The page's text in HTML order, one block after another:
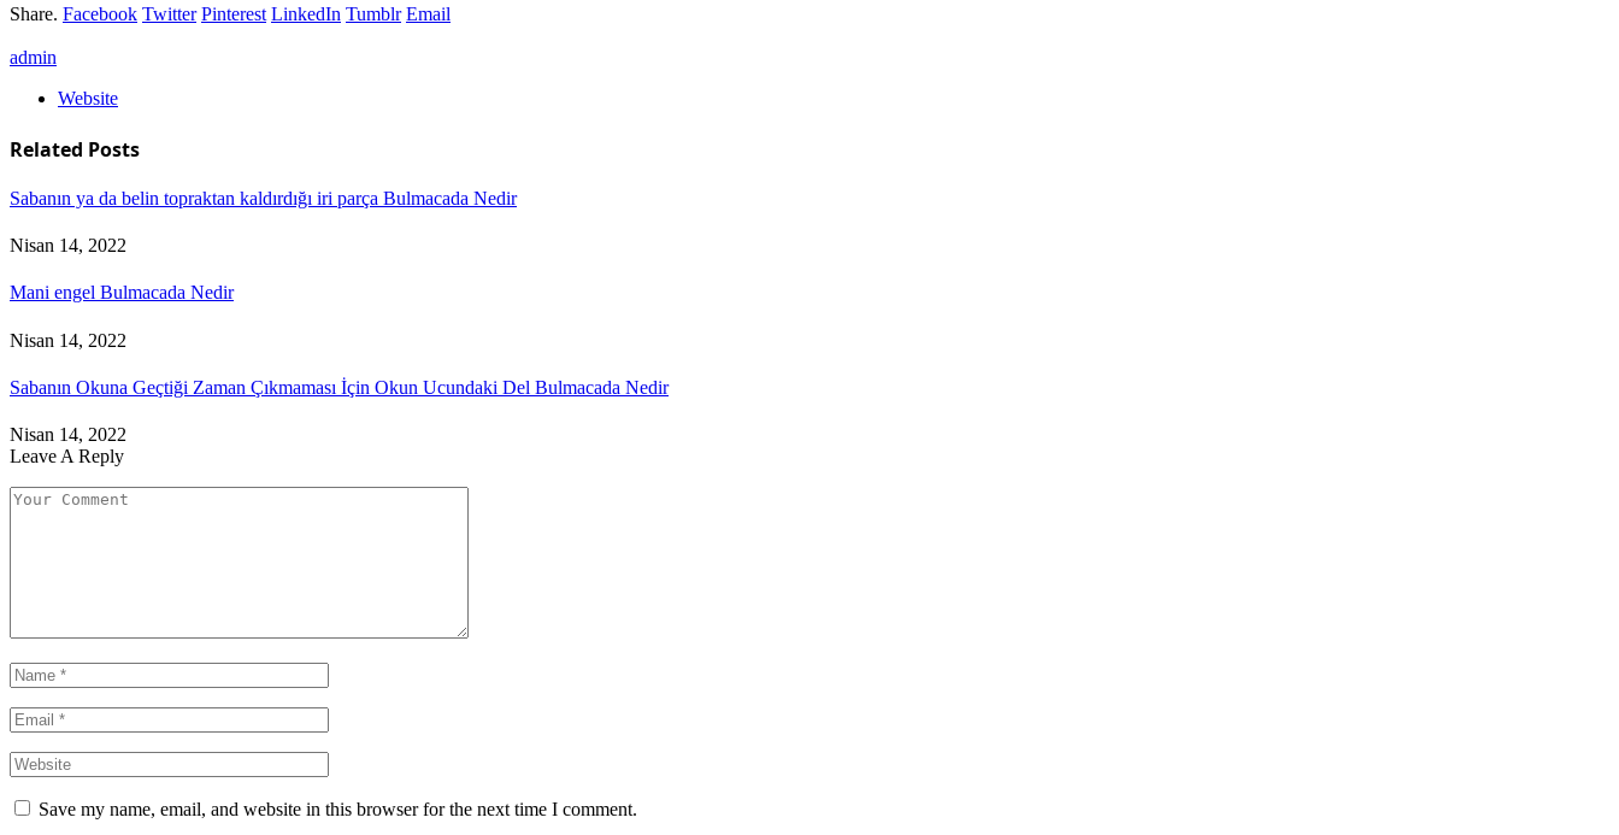
Share. Facebook Twitter Pinterest LinkedIn Tumblr Email
admin
Website
Related Posts
Sabanın ya da belin topraktan kaldırdığı iri parça Bulmacada Nedir
Nisan 14, 2022
Mani engel Bulmacada Nedir
Nisan 14, 2022
Sabanın Okuna Geçtiği Zaman Çıkmaması İçin Okun Ucundaki Del Bulmacada Nedir
Nisan 14, 2022
Leave A Reply
Save my name, email, and website in this browser for the next time I comment.